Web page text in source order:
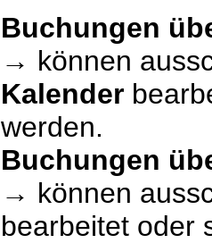
Buchungen
→ können
Kalender
werden.
Buchungen
→ können
bearbeitet oder